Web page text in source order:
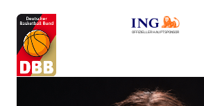
OFFIZIELLER HAUPTSPONSOR